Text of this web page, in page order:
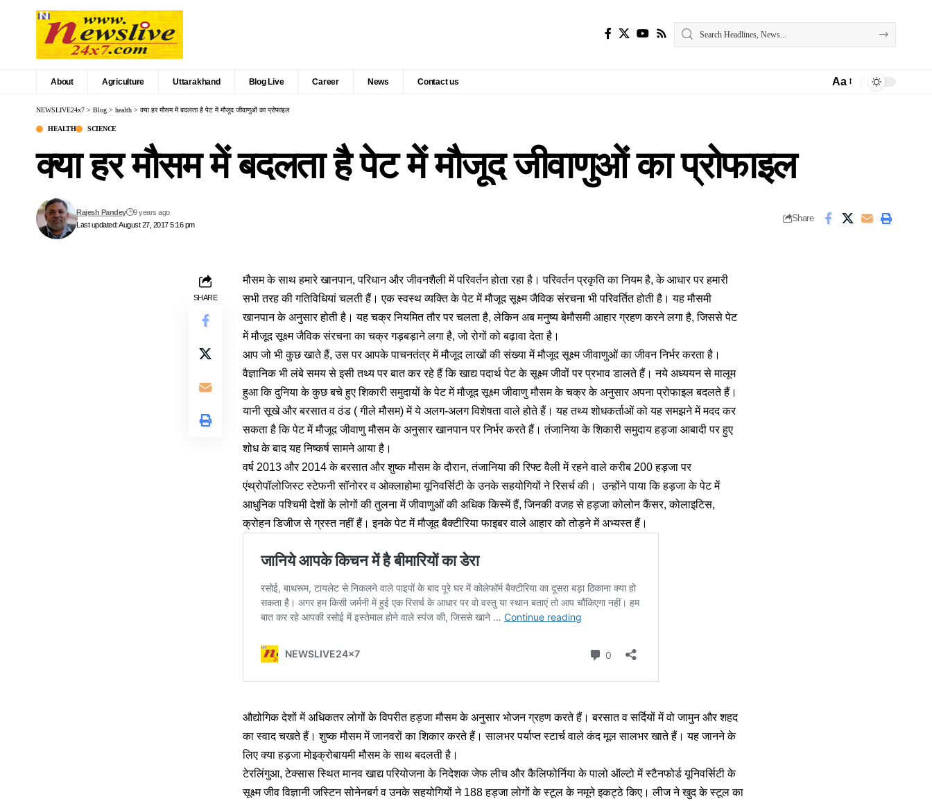
About Agriculture Uttarakhand Blog Live Career News Contact us Aa
NEWSLIVE24x7 > Blog > health > क्या हर मौसम में बदलता है पेट में मौजूद जीवाणुओं का प्रोफाइल
HEALTH SCIENCE
क्या हर मौसम में बदलता है पेट में मौजूद जीवाणुओं का प्रोफाइल
Last updated: August 27, 2017 5:16 pm
Rajesh Pandey 9 years ago
Share
SHARE
मौसम के साथ हमारे खानपान, परिधान और जीवनशैली में परिवर्तन होता रहा है। परिवर्तन प्रकृति का नियम है, के आधार पर हमारी
सभी तरह की गतिविधियां चलती हैं। एक स्वस्थ व्यक्ति के पेट में मौजूद सूक्ष्म जैविक संरचना भी परिवर्तित होती है। यह मौसमी
खानपान के अनुसार होती है। यह चक्र नियमित तौर पर चलता है, लेकिन अब मनुष्य बेमौसमी आहार ग्रहण करने लगा है, जिससे पेट
में मौजूद सूक्ष्म जैविक संरचना का चक्र गड़बड़ाने लगा है, जो रोगों को बढ़ावा देता है।
आप जो भी कुछ खाते हैं, उस पर आपके पाचनतंत्र में मौजूद लाखों की संख्या में मौजूद सूक्ष्म जीवाणुओं का जीवन निर्भर करता है।
वैज्ञानिक भी लंबे समय से इसी तथ्य पर बात कर रहे हैं कि खाद्य पदार्थ पेट के सूक्ष्म जीवों पर प्रभाव डालते हैं। नये अध्ययन से मालूम
हुआ कि दुनिया के कुछ बचे हुए शिकारी समुदायों के पेट में मौजूद सूक्ष्म जीवाणु मौसम के चक्र के अनुसार अपना प्रोफाइल बदलते हैं।
यानी सूखे और बरसात व ठंड ( गीले मौसम) में ये अलग-अलग विशेषता वाले होते हैं। यह तथ्य शोधकर्ताओं को यह समझने में मदद कर
सकता है कि पेट में मौजूद जीवाणु मौसम के अनुसार खानपान पर निर्भर करते हैं। तंजानिया के शिकारी समुदाय हड़जा आबादी पर हुए
शोध के बाद यह निष्कर्ष सामने आया है।
वर्ष 2013 और 2014 के बरसात और शुष्क मौसम के दौरान, तंजानिया की रिफ्ट वैली में रहने वाले करीब 200 हड़जा पर
एंथ्रोपॉलोजिस्ट स्टेफनी सॉनोरर व ओक्लाहोमा यूनिवर्सिटी के उनके सहयोगियों ने रिसर्च की। उन्होंने पाया कि हड़जा के पेट में
आधुनिक पश्चिमी देशों के लोगों की तुलना में जीवाणुओं की अधिक किस्में हैं, जिनकी वजह से हड़जा कोलोन कैंसर, कोलाइटिस,
क्रोहन डिजीज से ग्रस्त नहीं हैं। इनके पेट में मौजूद बैक्टीरिया फाइबर वाले आहार को तोड़ने में अभ्यस्त हैं।
औद्योगिक देशों में अधिकतर लोगों के विपरीत हड़जा मौसम के अनुसार भोजन ग्रहण करते हैं। बरसात व सर्दियों में वो जामुन और शहद
का स्वाद चखते हैं। शुष्क मौसम में जानवरों का शिकार करते हैं। सालभर पर्याप्त स्टार्च वाले कंद मूल सालभर खाते हैं। यह जानने के
लिए क्या हड़जा मोइक्रोबायमी मौसम के साथ बदलती है।
टेरलिंगुआ, टेक्सास स्थित मानव खाद्य परियोजना के निदेशक जेफ लीच और कैलिफोर्निया के पालो ऑल्टो में स्टैनफोर्ड यूनिवर्सिटी के
सूक्ष्म जीव विज्ञानी जस्टिन सोनेनबर्ग व उनके सहयोगियों ने 188 हड़जा लोगों के स्टूल के नमूने इकट्ठे किए। लीज ने खुद के स्टूल का